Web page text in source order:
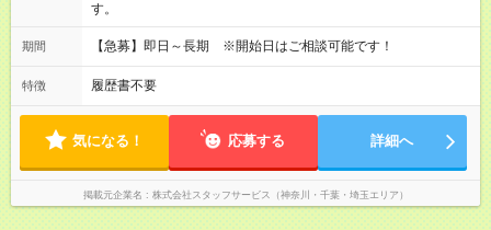
す。
期間 【急募】即日～長期 ※開始日はご相談可能です！
特徴 履歴書不要
気になる！ 応募する 詳細へ
掲載元企業名 株式会社スタッフサービス（神奈川・千葉・埼玉エリア）